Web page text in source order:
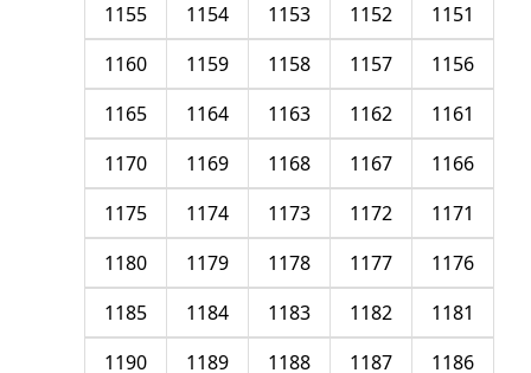
1151
1152
1153
1154
1155
1156
1157
1158
1159
1160
1161
1162
1163
1164
1165
1166
1167
1168
1169
1170
1171
1172
1173
1174
1175
1176
1177
1178
1179
1180
1181
1182
1183
1184
1185
1186
1187
1188
1189
1190